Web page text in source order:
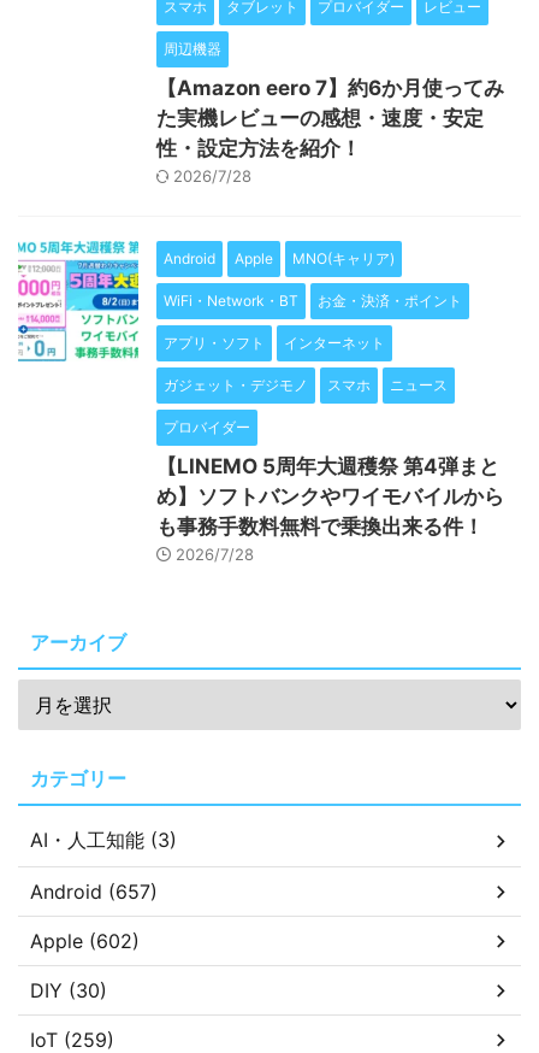
スマホ タブレット プロバイダー レビュー
周辺機器
【Amazon eero 7】約6か月使ってみ
た実機レビューの感想・速度・安定
性・設定方法を紹介！
2026/7/28
Android Apple MNO(キャリア)
WiFi・Network・BT お金・決済・ポイント
アプリ・ソフト インターネット
ガジェット・デジモノ スマホ ニュース
プロバイダー
【LINEMO 5周年大週穫祭 第4弾まと
め】ソフトバンクやワイモバイルから
も事務手数料無料で乗換出来る件！
2026/7/28
アーカイブ
カテゴリー
AI・人工知能 (3)
Android (657)
Apple (602)
DIY (30)
IoT (259)